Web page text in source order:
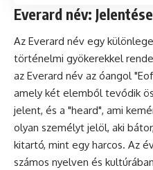
Everard név:
Az Everard név egy
történelmi gyökerekkel
az Everard név az óangol
amely két elemből tevődik
jelent, és a "heard", ami
olyan személyt jelöl, aki
kitartó, mint egy harcos. Az
számos nyelven és